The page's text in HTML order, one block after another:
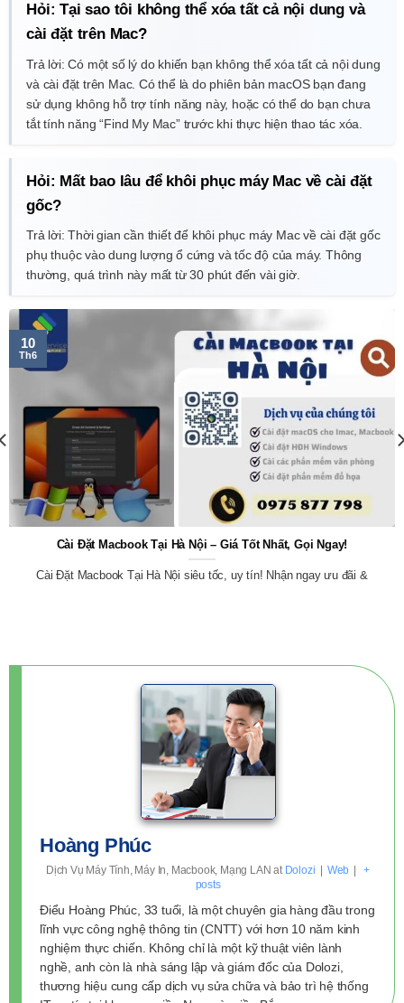
Hỏi: Tại sao tôi không thể xóa tất cả nội dung và
cài đặt trên Mac?
Trả lời: Có một số lý do khiến bạn không thể xóa tất cả nội dung
và cài đặt trên Mac. Có thể là do phiên bản macOS bạn đang
sử dụng không hỗ trợ tính năng này, hoặc có thể do bạn chưa
tắt tính năng “Find My Mac” trước khi thực hiện thao tác xóa.
Hỏi: Mất bao lâu để khôi phục máy Mac về cài đặt
gốc?
Trả lời: Thời gian cần thiết để khôi phục máy Mac về cài đặt gốc
phụ thuộc vào dung lượng ổ cứng và tốc độ của máy. Thông
thường, quá trình này mất từ 30 phút đến vài giờ.
Cài Đặt Macbook Tại Hà Nội – Giá Tốt Nhất, Gọi Ngay!
Cài Đặt Macbook Tại Hà Nội siêu tốc, uy tín! Nhận ngay ưu đãi &
10
Th6
Hoàng Phúc
Dịch Vụ Máy Tính, Máy In, Macbook, Mạng LAN at Dolozi | Web |
+
posts
Điểu Hoàng Phúc, 33 tuổi, là một chuyên gia hàng đầu trong
lĩnh vực công nghệ thông tin (CNTT) với hơn 10 năm kinh
nghiệm thực chiến. Không chỉ là một kỹ thuật viên lành
nghề, anh còn là nhà sáng lập và giám đốc của Dolozi,
thương hiệu cung cấp dịch vụ sửa chữa và bảo trì hệ thống